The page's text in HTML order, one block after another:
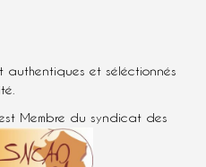
authentiques et séléctionnés
Membre du syndicat des